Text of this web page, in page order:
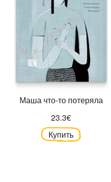
Маша что-то потеряла
23.3€
Купить